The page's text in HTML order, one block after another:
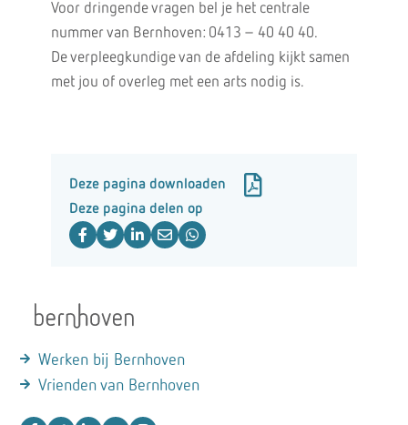
Voor dringende vragen bel je het centrale
nummer van Bernhoven: 0413 – 40 40 40.
De verpleegkundige van de afdeling kijkt samen
met jou of overleg met een arts nodig is.
Deze pagina downloaden
Deze pagina delen op
Werken bij Bernhoven
Vrienden van Bernhoven